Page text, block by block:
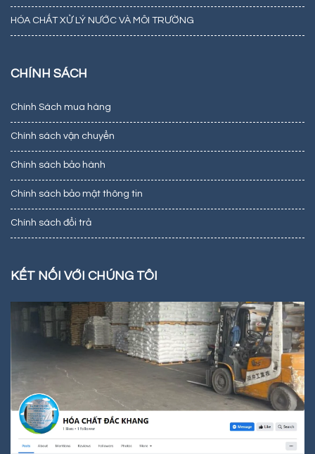
HÓA CHẤT XỬ LÝ NƯỚC VÀ MÔI TRƯỜNG
CHÍNH SÁCH
Chính Sách mua hàng
Chính sách vận chuyển
Chính sách bảo hành
Chính sách bảo mật thông tin
Chính sách đổi trả
KẾT NỐI VỚI CHÚNG TÔI